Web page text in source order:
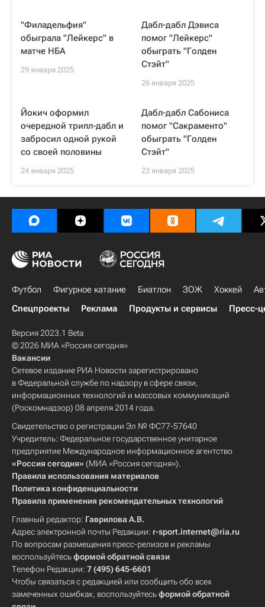
"Филадельфия"
обыграла "Лейкерс" в
матче НБА
29 января 2025
Дабл-дабл Дэвиса
помог "Лейкерс"
обыграть "Голден
Стэйт"
26 января 2025
Йокич оформил
очередной трипл-дабл и
забросил одной рукой
со своей половины
24 января 2025
Дабл-дабл Сабониса
помог "Сакраменто"
обыграть "Голден
Стэйт"
23 января 2025
Футбол Фигурное катание Биатлон ЗОЖ Хоккей
Спецпроекты
Реклама Продукты и сервисы Пресс-
Версия 2023.1 Beta
© 2026 МИА «Россия сегодня»
Вакансии
Сетевое издание РИА Новости зарегистрировано
в Федеральной службе по надзору в сфере связи,
информационных технологий и массовых коммуникаций
(Роскомнадзор) 08 апреля 2014 года.
Свидетельство о регистрации Эл № ФС77-57640
Учредитель: Федеральное государственное унитарное
предприятие Международное информационное агентство
«Россия сегодня» (МИА «Россия сегодня»).
Правила использования материалов
Политика конфиденциальности
Правила применения рекомендательных технологий
Главный редактор: Гаврилова А.В.
Адрес электронной почты Редакции: r-sport.internet@ria.ru
По вопросам размещения пресс-релизов и рекламы
воспользуйтесьформой обратной связи
Телефон Редакции: 7 (495) 645-6601
Чтобы связаться с редакцией или сообщить обо всех
замеченных ошибках, воспользуйтесьформой обратной